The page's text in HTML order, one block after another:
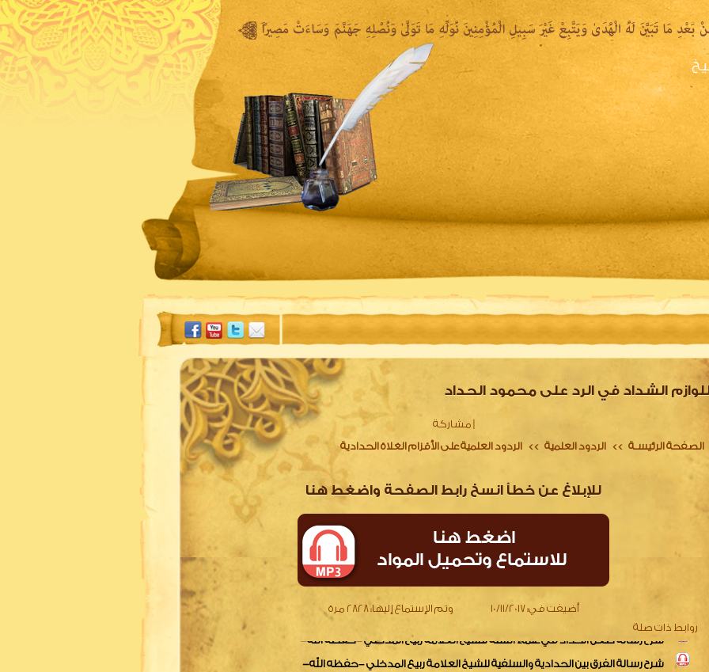
الشيخ المكتبة المقروءة المكتبة الصوتية المكتبة المرئية
الشداد في الرد على محمود الحداد
مشاركة
الصفحة الرئيسـة >> الردود العلمية >> الردود العلمية على الأقزام الغلاة الحدادية
للإبلاغ عن خطأ انسخ رابط الصفحة واضغط هنا
أضيفت في:10/11/2017 وتم الإستماع إليها:2828 مرة
روابط ذات صلة
الرد على أحمد بن عمر الحازمي
دفع شبهات الحدادية اللئام ودفاع عن الأئمة الأعلام
النصائح المنيفة للرد على الحدادية الطاعنين في أبي حنيفة
شرح رسالة طعن الحداد في علماء السنة للشيخ العلامة ربيع المدخلي –حفظه الله-
شرح رسالة الفرق بين الحدادية والسلفية للشيخ العلامة ربيع المدخلي –حفظه الله-
شرح رسالة أصول الحدادية للشيخ العلامة ربيع المدخلي -حفظه الله-
الرد على سؤال حول الحازمي..